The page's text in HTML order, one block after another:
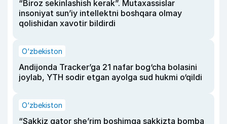
“Biroz sekinlashish kerak”. Mutaxassislar
insoniyat sun’iy intellektni boshqara olmay
qolishidan xavotir bildirdi
O‘zbekiston
Andijonda Tracker’ga 21 nafar bog‘cha bolasini
joylab, YTH sodir etgan ayolga sud hukmi o‘qildi
O‘zbekiston
“Sakkiz qator she’rim boshimga sakkizta bomba